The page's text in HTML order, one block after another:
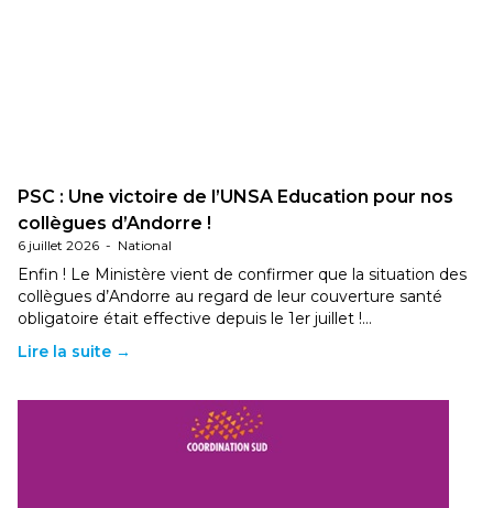
PSC : Une victoire de l’UNSA Education pour nos
collègues d’Andorre !
6 juillet 2026 - National
Enfin ! Le Ministère vient de confirmer que la situation des
collègues d’Andorre au regard de leur couverture santé
obligatoire était effective depuis le 1er juillet !…
Lire la suite →